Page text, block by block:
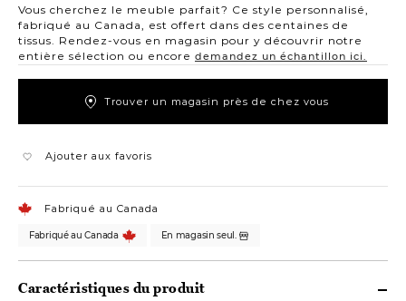
Vous cherchez le meuble parfait? Ce style personnalisé,
fabriqué au Canada, est offert dans des centaines de
tissus. Rendez-vous en magasin pour y découvrir notre
entière sélection ou encore demandez un échantillon ici.
Trouver un magasin près de chez vous
Ajouter aux favoris
Fabriqué au Canada
Fabriqué au Canada En magasin seul.
Caractéristiques du produit